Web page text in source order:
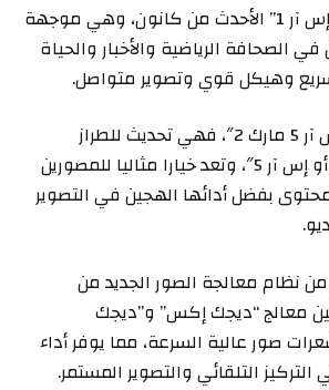
وتعد كاميرا “إي أو إس آر 1” الأحدث من كانون، وهي موجهة
الصحافة الرياضية والأخبار والحياة
سريع وهيكل قوي وتصوير متواصل.
أما كاميرا “إي أو إس آر 5 مارك 2″، فهي تحديث للطراز
السابق الشهير “إي أو إس آر 5″، وتعد خيارا مثاليا للمصورين
بفضل أدائها الهجين في التصوير
نظام معالجة الصور الجديد من
معالج “ديجك إكس” و”ديجك
صور عالية السرعة، مما يوفر أداء
التلقائي والتصوير المستمر.